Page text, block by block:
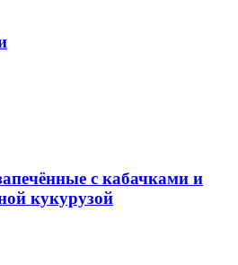
с кабачками и
кукурузой